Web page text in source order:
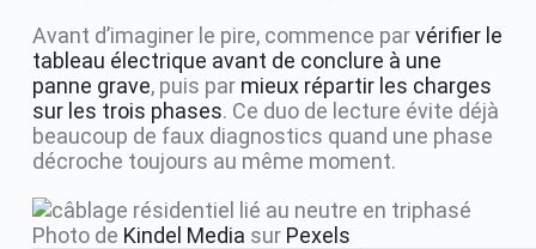
Avant d’imaginer le pire, commence parvérifier le
tableau électrique avant de conclure à une
panne grave, puis par mieux répartir les charges
sur les trois phases. Ce duo de lecture évite déjà
beaucoup de faux diagnostics quand une phase
décroche toujours au même moment.
Photo de Kindel Media sur Pexels